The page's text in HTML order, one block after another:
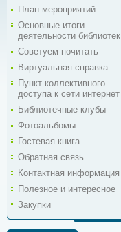
План мероприятий
Основные итоги
деятельности библиотек
Советуем почитать
Виртуальная справка
Пункт коллективного
доступа к сети интернет
Библиотечные клубы
Фотоальбомы
Гостевая книга
Обратная связь
Контактная информация
Полезное и интересное
Закупки